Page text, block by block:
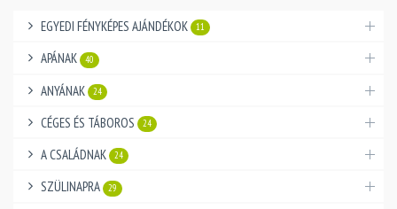
EGYEDI FÉNYKÉPES AJÁNDÉKOK 11
APÁNAK 40
ANYÁNAK 24
CÉGES ÉS TÁBOROS 24
A CSALÁDNAK 24
SZÜLINAPRA 29